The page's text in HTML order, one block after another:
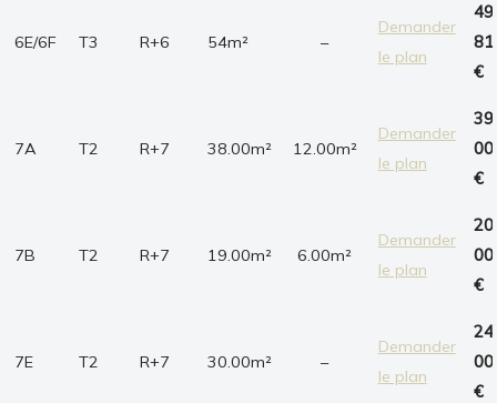
6E/6F T3 R+6 54m² –
Demander
le plan
€
7A T2 R+7 38.00m² 12.00m²
Demander
le plan
€
7B T2 R+7 19.00m² 6.00m²
Demander
le plan
€
7E T2 R+7 30.00m² –
Demander
le plan
€